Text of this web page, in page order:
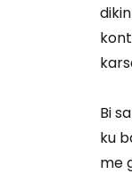
Bi
ku
me